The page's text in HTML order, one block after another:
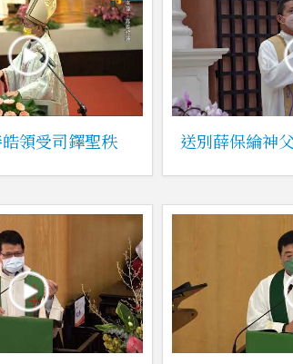
領受司鐸聖秩 送別薛保綸神